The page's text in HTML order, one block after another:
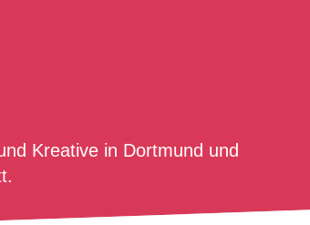
Kreative in Dortmund und